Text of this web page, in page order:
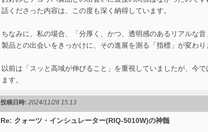
話くださった内容は、この度も深く納得しています。
ちなみに、私の場合、「分厚く、かつ、透明感のあるリアルな
製品との出会いをきっかけに、その進展を測る「指標」が変わり
以前は「スッと高域が伸びること」を重視していましたが、今
ます。
投稿日時: 2024/11/28 15:13
Re: クォーツ・インシュレーター(RIQ-5010W)の神髄